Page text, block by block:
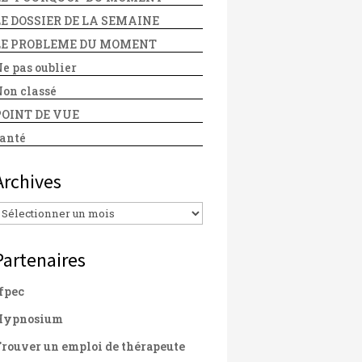
DOSSIER DE LA SEMAINE
PROBLEME DU MOMENT
pas oublier
classé
DE VUE
un emploi de thérapeute